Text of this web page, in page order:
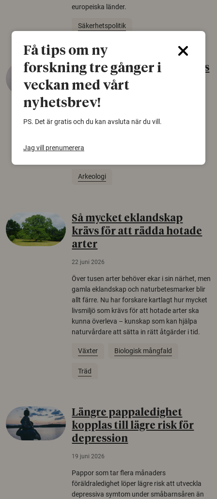
europeiska länder.
Säkerhetspolitik
Gammalt skinn var Sveriges
äldsta sko
22 juni 2026
björnfäll visar sig vara delar av en 2000 år
skomode och beskrivs som mycket ovanligt i
Arkeologi
Så mycket eklandskap
krävs för att rädda hotade
arter
22 juni 2026
Över tusen arter behöver ekar i sin närhet, men
gamla eklandskap och naturbetesmarker blir
allt färre. Nu har forskare kartlagt hur mycket
livsmiljö som krävs för att hotade arter ska
kunna överleva – kunskap som kan hjälpa
naturvårdare att sätta in rätt åtgärder i tid.
Växter Biologisk mångfald
Träd
Längre pappaledighet
kopplas till lägre risk för
depression
19 juni 2026
Pappor som tar flera månaders
föräldraledighet löper lägre risk att utveckla
depressiva symtom under småbarnsåren än
Få tips om ny
forskning tre gånger i
veckan med vårt
nyhetsbrev!
PS. Det är gratis och du kan avsluta när du vill.
Jag vill prenumerera